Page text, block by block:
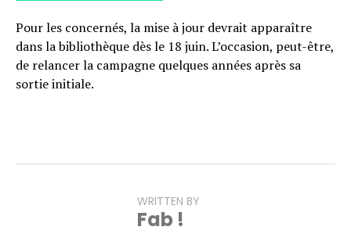
Pour les concernés, la mise à jour devrait apparaître
dans la bibliothèque dès le 18 juin. L’occasion, peut-être,
de relancer la campagne quelques années après sa
sortie initiale.
WRITTEN BY
Fab !